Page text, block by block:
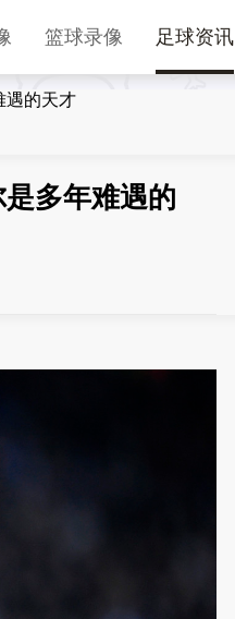
篮球录像 足球资讯
遇的天才
多年难遇的